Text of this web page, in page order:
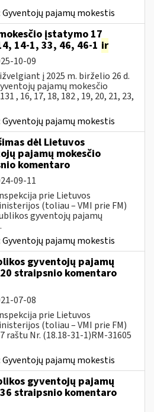
Gyventojų pajamų mokestis
įstatymo 17
14-1, 33, 46, 46-1 ir
10-09
į 2025 m. birželio 26 d.
pajamų mokesčio
, 16, 17, 18, 182 , 19, 20, 21, 23,
Gyventojų pajamų mokestis
dėl Lietuvos
pajamų mokesčio
komentaro
09-11
prie Lietuvos
(toliau – VMI prie FM)
gyventojų pajamų
Gyventojų pajamų mokestis
gyventojų pajamų
straipsnio komentaro
07-08
prie Lietuvos
(toliau – VMI prie FM)
raštu Nr. (18.18-31-1)RM-31605
Gyventojų pajamų mokestis
gyventojų pajamų
straipsnio komentaro